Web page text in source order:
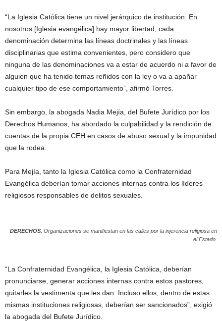
“La Iglesia Católica tiene un nivel jerárquico de institución. En
nosotros [Iglesia evangélica] hay mayor libertad, cada
denominación determina las líneas doctrinales y las líneas
disciplinarias que estima convenientes, pero considero que
ninguna de las denominaciones va a estar de acuerdo ni a favor de
alguien que ha tenido temas reñidos con la ley o va a apañar
cualquier tipo de ese comportamiento”, afirmó Torres.
Sin embargo, la abogada Nadia Mejía, del Bufete Jurídico por los
Derechos Humanos, ha abordado la culpabilidad y la rendición de
cuentas de la propia CEH en casos de abuso sexual y la impunidad
que la rodea.
Para Mejía, tanto la Iglesia Católica como la Confraternidad
Evangélica deberían tomar acciones internas contra los líderes
religiosos responsables de delitos sexuales.
DERECHOS. Organizaciones se manifiestan en las calles por la injerencia religiosa en
el Estado.
“La Confraternidad Evangélica, la Iglesia Católica, deberían
pronunciarse, generar acciones internas contra estos pastores,
quitarles la vestimenta que les dan. Incluso ellos, dentro de estas
mismas instituciones religiosas, deberían ser sancionados”, exigió
la abogada del Bufete Jurídico.